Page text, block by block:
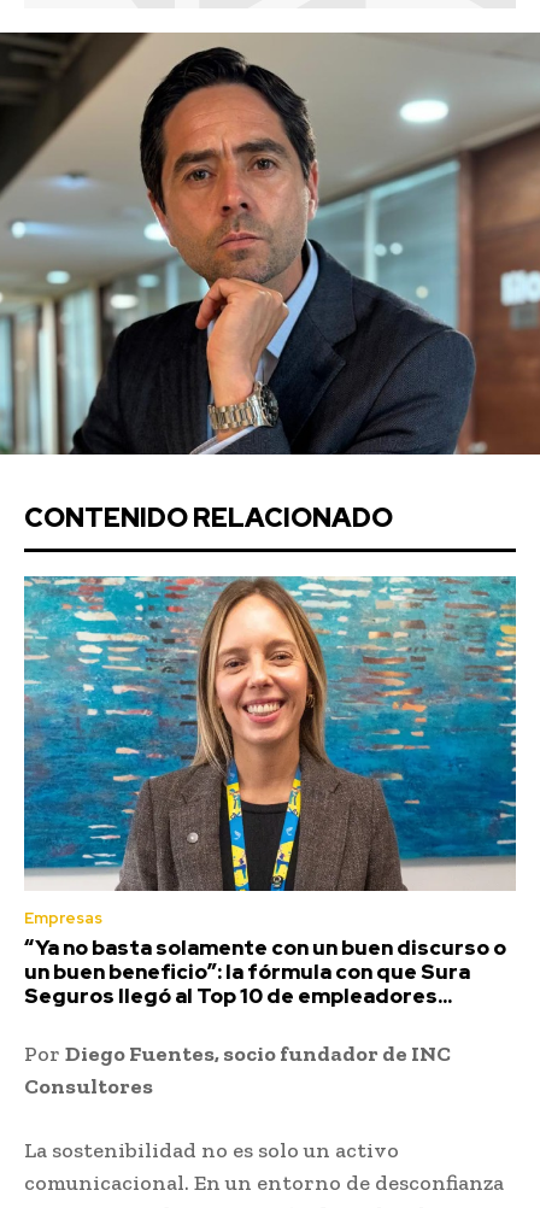
CONTENIDO RELACIONADO
Empresas
“Ya no basta solamente con un buen discurso o
un buen beneficio”: la fórmula con que Sura
Seguros llegó al Top 10 de empleadores...
Por Diego Fuentes, socio fundador de INC
Consultores
La sostenibilidad no es solo un activo
comunicacional. En un entorno de desconfianza